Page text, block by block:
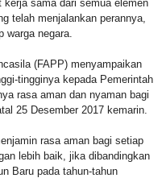
kerja sama dari semua elemen
telah menjalankan perannya,
warga negara.
(FAPP) menyampaikan
tingginya kepada Pemerintah
rasa aman dan nyaman bagi
25 Desember 2017 kemarin.
rasa aman bagi setiap
lebih baik, jika dibandingkan
Baru pada tahun-tahun